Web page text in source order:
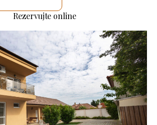
Rezervujte online